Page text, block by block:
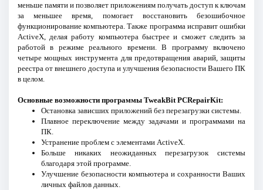
меньше памяти и позволяет приложениям получать доступ к ключам
за меньшее время, помогает восстановить безошибочное
функционирование компьютера. Также программа исправит ошибки
ActiveX, делая работу компьютера быстрее и сможет следить за
работой в режиме реального времени. В программу включено
четыре мощных инструмента для предотвращения аварий, защиты
реестра от внешнего доступа и улучшения безопасности Вашего ПК
в целом.
Основные возможности программы TweakBit PCRepairKit:
Остановка зависших приложений без перезагрузки системы.
Плавное переключение между задачами и программами на
ПК.
Устранение проблем с элементами ActiveX.
Больше никаких неожиданных перезагрузок системы
благодаря этой программе.
Улучшение безопасности компьютера и сохранности Ваших
личных файлов данных.